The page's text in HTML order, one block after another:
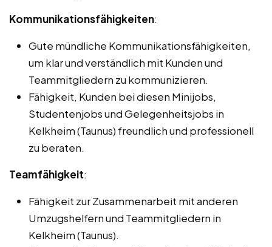
Kommunikationsfähigkeiten:
Gute mündliche Kommunikationsfähigkeiten,
um klar und verständlich mit Kunden und
Teammitgliedern zu kommunizieren.
Fähigkeit, Kunden bei diesen Minijobs,
Studentenjobs und Gelegenheitsjobs in
Kelkheim (Taunus) freundlich und professionell
zu beraten.
Teamfähigkeit:
Fähigkeit zur Zusammenarbeit mit anderen
Umzugshelfern und Teammitgliedern in
Kelkheim (Taunus).